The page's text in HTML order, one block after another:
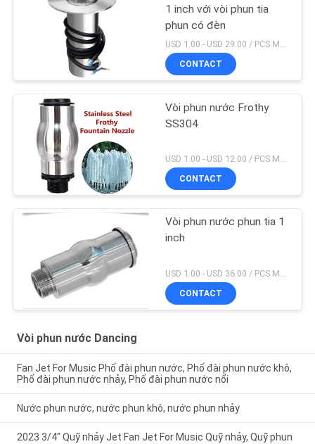
1 inch với vòi phun tia
phun có đèn
USD 1.00 - USD 29.00 / PCS MOQ:1 chiếc
CONTACT
Vòi phun nước Frothy
SS304
USD 1.00 - USD 12.00 / PCS MOQ:1 chiếc
CONTACT
Vòi phun nước phun tia 1
inch
USD 1.00 - USD 36.00 / PCS MOQ:1 chiếc
CONTACT
Vòi phun nước Dancing
Fan Jet For Music Phố đài phun nước, Phố đài phun nước khô,
Phố đài phun nước nhảy, Phố đài phun nước nổi
Nước phun nước, nước phun khô, nước phun nhảy
2023 3/4" Quỹ nhảy Jet Fan Jet For Music Quỹ nhảy, Quỹ phun